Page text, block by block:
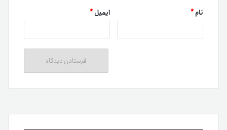
نام* ایمیل*